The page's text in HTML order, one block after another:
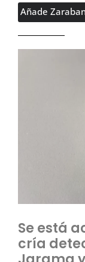
Añade
Se está
cría